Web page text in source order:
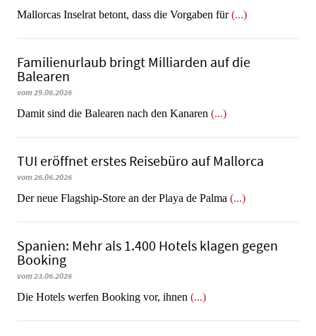
Mallorcas Inselrat betont, dass die Vorgaben für(...)
Familienurlaub bringt Milliarden auf die
Balearen
vom 29.06.2026
​​​​​​​Damit sind die Balearen nach den Kanaren (...)
TUI eröffnet erstes Reisebüro auf Mallorca
vom 26.06.2026
Der neue Flagship-Store an der Playa de Palma (...)
Spanien: Mehr als 1.400 Hotels klagen gegen
Booking
vom 23.06.2026
​​​​​​​Die Hotels werfen Booking vor, ihnen (...)